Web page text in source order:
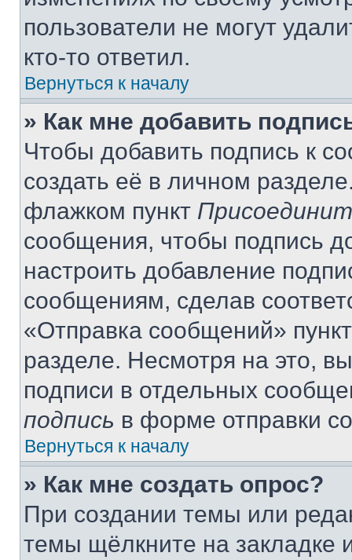
пользователи не могут
кто-то ответил.
Вернуться к началу
» Как мне добавить
Чтобы добавить подпись к
создать её в личном
флажком пункт
сообщения, чтобы подпись
настроить добавление
сообщениям, сделав
«Отправка сообщений»
разделе. Несмотря на это,
подписи в отдельных
подпись в форме отправки
Вернуться к началу
» Как мне создать опрос?
При создании темы или
темы щёлкните на